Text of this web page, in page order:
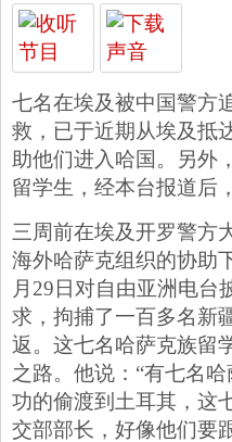
七名在埃及被中国警方
救，已于近期从埃及抵
助他们进入哈国。另外
留学生，经本台报道后
三周前在埃及开罗警方
海外哈萨克组织的协助
月29日对自由亚洲电台
求，拘捕了一百多名新
返。这七名哈萨克族留
之路。他说：“有七名
功的偷渡到土耳其，这
交部部长，好像他们要